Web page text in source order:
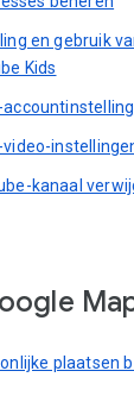
en gebruik
Kids
kanaal
plaatsen